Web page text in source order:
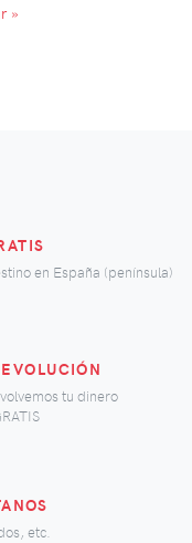
»
en España (península)
tu dinero
etc.